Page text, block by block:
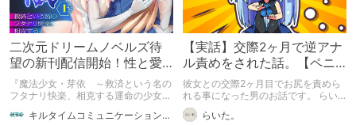
二次元ドリームノベルズ待
望の新刊配信開始！性と愛
が渦巻く、ファンタジー官
能小説開幕！
『魔法少女・芽依 ～救済という名の
フタナリ快楽、相克する運命の少女た
ト：鳩春 一気に上・下巻が同時配
キルタイムコミュニケーション（KTC）の作品を一人でも多くの人に知ってほしい人
【実話】交際2ヶ月で逆アナ
ル責めをされた話。【ペニ
バン】
彼女との交際2ヶ月目でお尻を責めら
れる事になった男のお話です。 らい
た。のエチエチ体験談#2【逆アナ
ル】 らいた。